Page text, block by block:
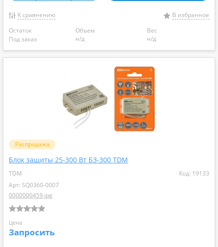
К сравнению
В избранное
Остаток
Под заказ
Объем
н/д
Вес
н/д
Распродажа
Блок защиты 25-300 Вт БЗ-300 TDM
TDM
Код: 19133
Арт: SQ0360-0007
0000000459.jpg
Цена
Запросить